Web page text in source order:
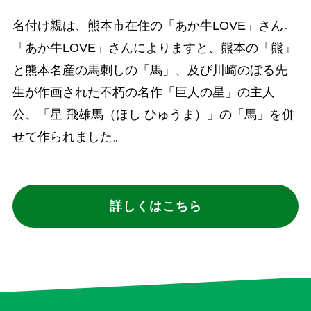
名付け親は、熊本市在住の「あか牛LOVE」さん。
「あか牛LOVE」さんによりますと、熊本の「熊」
と熊本名産の馬刺しの「馬」、及び川崎のぼる先
生が作画された不朽の名作「巨人の星」の主人
公、「星 飛雄馬（ほし ひゅうま）」の「馬」を併
せて作られました。
詳しくはこちら